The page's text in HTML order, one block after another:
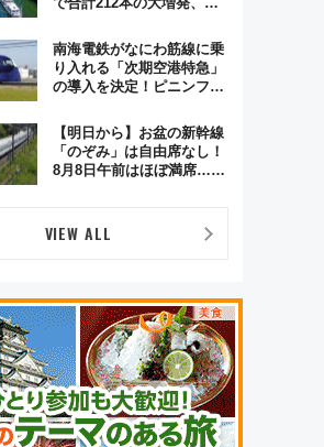
南海電鉄がなにわ筋線に乗
り入れる「次期空港特急」
の導入を決定！ピニンファ
デザイン
【明日から】お盆の新幹線
「のぞみ」は自由席なし！
8月8日午前はほぼ満席…で
「空席」探しのコツ
VIEW ALL